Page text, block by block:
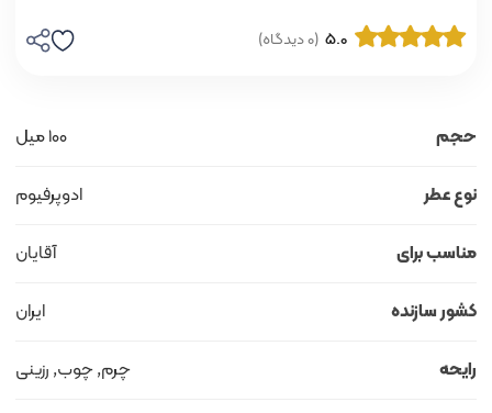
حجم 100 میل
نوع عطر ادوپرفیوم
مناسب برای آقایان
کشور سازنده ایران
رایحه چرم, چوب, رزینی
5.0 (0 دیدگاه)